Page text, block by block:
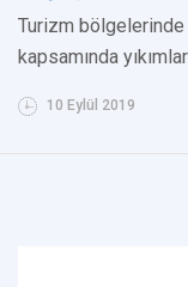
Turizm bölgelerinde
kapsamında
10 Eylül 2019